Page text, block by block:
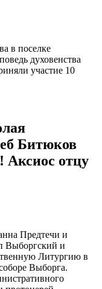
в поселке
духовенства
участие 10
Битюков
Аксиос отцу
Предтечи и
Выборгский и
Литургию в
Выборга.